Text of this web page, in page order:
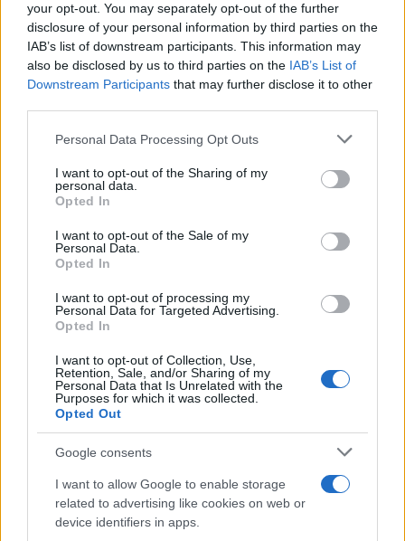
your opt-out. You may separately opt-out of the further
disclosure of your personal information by third parties on the
IAB’s list of downstream participants. This information may
also be disclosed by us to third parties on the IAB’s List of
Downstream Participants that may further disclose it to other
Please note that this website/app uses one or more Google
not limited to your visit or usage behaviour. You may click to
grant or deny consent to Google and its third-party tags to
use your data for below specified purposes in below Google
consent section.
Personal Data Processing Opt Outs
I want to opt-out of the Sharing of my
personal data.
Opted In
I want to opt-out of the Sale of my
Personal Data.
Opted In
I want to opt-out of processing my
Personal Data for Targeted Advertising.
Opted In
I want to opt-out of Collection, Use,
Retention, Sale, and/or Sharing of my
Personal Data that Is Unrelated with the
Purposes for which it was collected.
Opted Out
Google consents
I want to allow Google to enable storage
related to advertising like cookies on web or
device identifiers in apps.
Media
Νωρίς – Νωρίς: Χωρίς τον Κρατερό
Ηλιάκη – «Το κάστρο έπεσε»
28.04.2026
Media
«Νωρίς νωρίς»: Εκτός εκπομπής η Μαρία
23.04.2026
Media
Κρατερός Κατσούλης: «Λέτε να έχει
μιλήσει η Μαρία Ηλιάκη για τη νέα σεζόν
και να μη μου είπε τίποτα;»
20.03.2026
Media
Μαρία Ηλιάκη: Οι on air ευχές στον
Κρατερό Κατσούλη για την ονομαστική
του εορτή – «Χρόνια πολλά, δεν είστε και